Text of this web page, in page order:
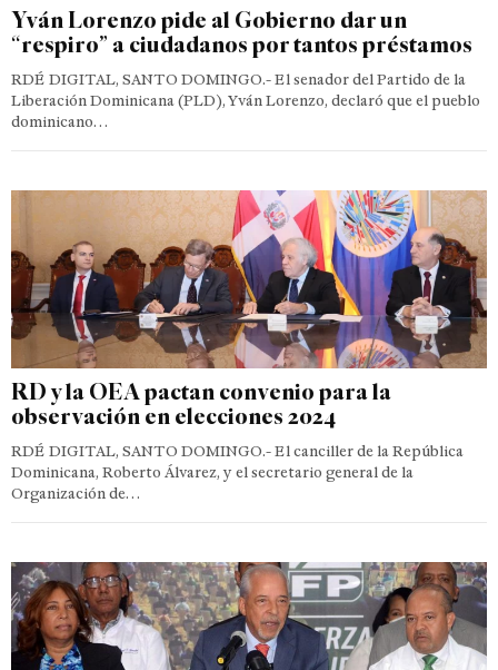
Yván Lorenzo pide al Gobierno dar un
“respiro” a ciudadanos por tantos préstamos
RDÉ DIGITAL, SANTO DOMINGO.- El senador del Partido de la
Liberación Dominicana (PLD), Yván Lorenzo, declaró que el pueblo
dominicano…
RD y la OEA pactan convenio para la
observación en elecciones 2024
RDÉ DIGITAL, SANTO DOMINGO.- El canciller de la República
Dominicana, Roberto Álvarez, y el secretario general de la
Organización de…